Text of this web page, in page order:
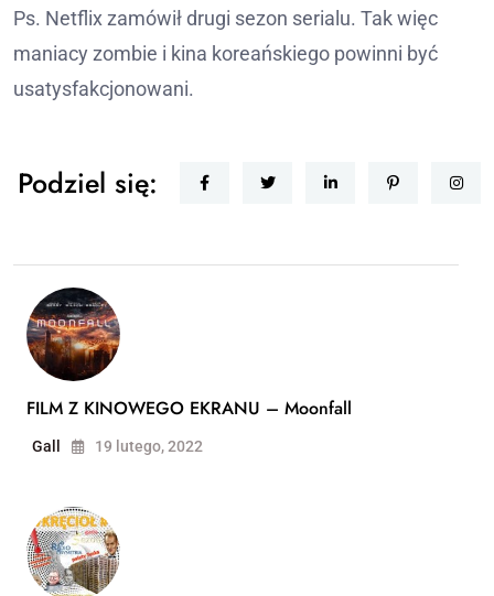
Ps. Netflix zamówił drugi sezon serialu. Tak więc
maniacy zombie i kina koreańskiego powinni być
usatysfakcjonowani.
Podziel się:
FILM Z KINOWEGO EKRANU – Moonfall
Gall 19 lutego, 2022